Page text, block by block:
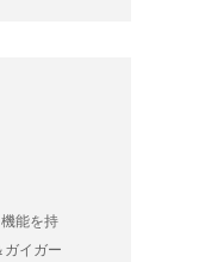
能を持
イガー